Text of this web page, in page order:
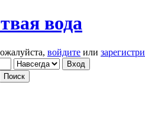
вода
войдите или